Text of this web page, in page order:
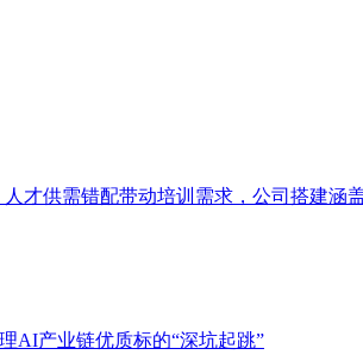
才供需错配带动培训需求，公司搭建
AI产业链优质标的“深坑起跳”